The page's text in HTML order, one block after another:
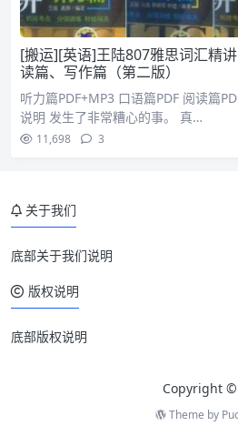
[搬运][英语]王陆807雅思词汇精
读篇、写作篇（第二版）
听力篇PDF+MP3 口语篇PDF 阅读篇
说明 发生了非常糟心的事。 真…
11,698 3
关于我们
底部关于我们说明
版权说明
底部版权说明
Copyright ©
Theme by